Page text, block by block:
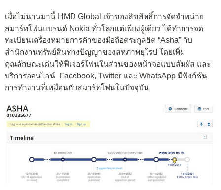
เมื่อไม่นานมานี้ HMD Global เจ้าของลิขสิทธิ์การจัดจำหน่าย
สมาร์ทโฟนแบรนด์ Nokia ทั่วโลกแต่เพียงผู้เดียว ได้ทำการจด
ทะเบียนเครื่องหมายการค้าของมือถือตระกูลฮิต “Asha” กับ
สำนักงานทรัพย์สินทางปัญญาของสหภาพยุโรป โดยเพิ่ม
คุณลักษณะเด่นให้ฟีเจอร์โฟนในส่วนของหน้าจอแบบสัมผัส และ
บริการออนไลน์ Facebook, Twitter และ WhatsApp มีฟังก์ชัน
การทำงานที่เหมือนกับสมาร์ทโฟนในปัจจุบัน